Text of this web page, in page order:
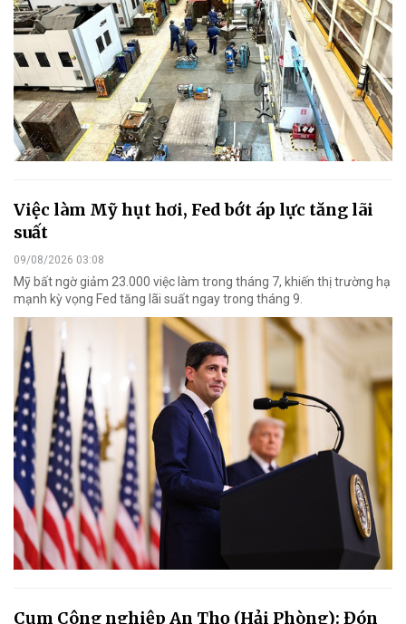
Việc làm Mỹ hụt hơi, Fed bớt áp lực tăng lãi
suất
09/08/2026 03:08
Mỹ bất ngờ giảm 23.000 việc làm trong tháng 7, khiến thị trường hạ
mạnh kỳ vọng Fed tăng lãi suất ngay trong tháng 9.
Cụm Công nghiệp An Thọ (Hải Phòng): Đón